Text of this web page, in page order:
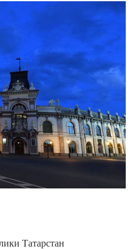
Татарстан